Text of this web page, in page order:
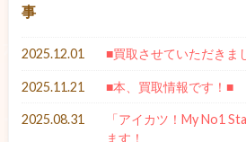
事
2025.12.01 ■買取させていただきま
2025.11.21 ■本、買取情報です！■
2025.08.31
「アイカツ！My No1
ます！